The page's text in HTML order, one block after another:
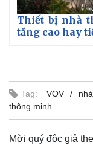
Thiết bị nhà
tăng cao hay
Tag: VOV
thông minh
Mời quý độc giả